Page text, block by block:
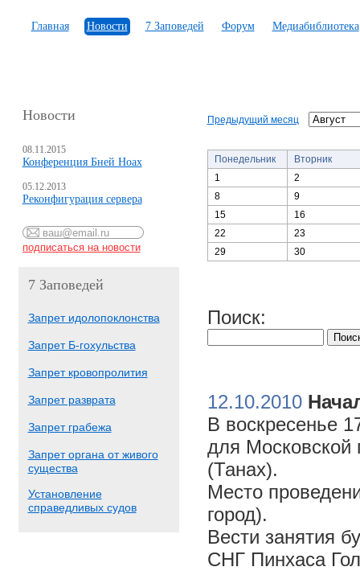
Главная Новости 7 Заповедей Форум Медиабиблиотека
Новости
08.11.2015
Конференция Бней Ноах
05.12.2013
Реконфигурация сервера
7 Заповедей
Запрет идолопоклонства
Запрет Б-гохульства
Запрет кровопролития
Запрет разврата
Запрет грабежа
Запрет органа от живого
существа
Установление
справедливых судов
Предыдущий месяц
Понедельник
Вторник
1
2
8
9
15
16
22
23
29
30
Поиск:
12.10.2010
В воскресенье
для Московской
(Танах).
Место
город).
Вести занятия
СНГ Пинхаса